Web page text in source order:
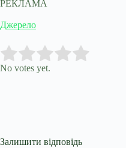
РЕКЛАМА
Джерело
Rate this item:
No votes yet.
Залишити відповідь